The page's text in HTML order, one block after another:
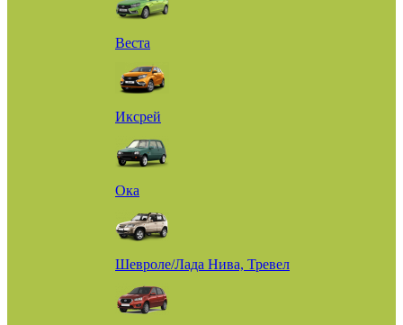
Веста
Иксрей
Ока
Шевроле/Лада Нива, Тревел